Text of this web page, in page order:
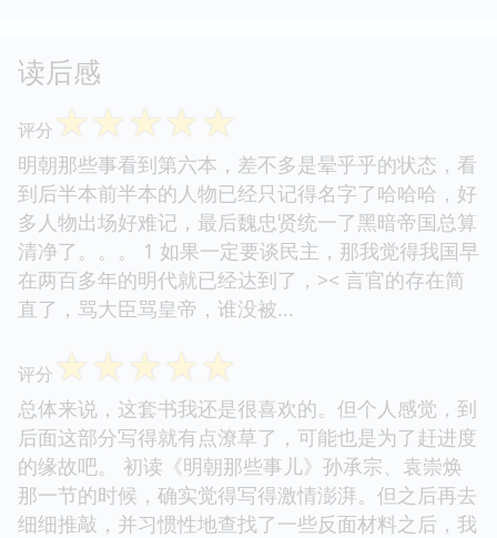
读后感
评分 ☆☆☆☆☆
明朝那些事看到第六本，差不多是晕乎乎的状态，看
到后半本前半本的人物已经只记得名字了哈哈哈，好
多人物出场好难记，最后魏忠贤统一了黑暗帝国总算
清净了。。。 1 如果一定要谈民主，那我觉得我国早
在两百多年的明代就已经达到了，>< 言官的存在简
直了，骂大臣骂皇帝，谁没被...
评分 ☆☆☆☆☆
总体来说，这套书我还是很喜欢的。但个人感觉，到
后面这部分写得就有点潦草了，可能也是为了赶进度
的缘故吧。 初读《明朝那些事儿》孙承宗、袁崇焕
那一节的时候，确实觉得写得激情澎湃。但之后再去
细细推敲，并习惯性地查找了一些反面材料之后，我